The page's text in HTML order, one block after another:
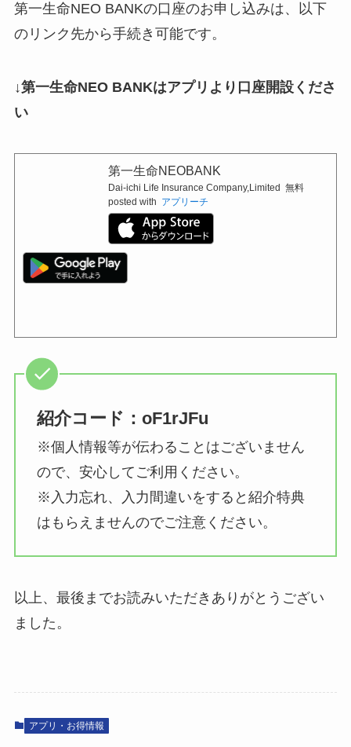
第一生命NEO BANKの口座のお申し込みは、以下
のリンク先から手続き可能です。
↓第一生命NEO BANKはアプリより口座開設くださ
い
第一生命NEOBANK
Dai-ichi Life Insurance Company,Limited 無料
posted with アプリーチ
紹介コード： oF1rJFu
※個人情報等が伝わることはございません
ので、安心してご利用ください。
※入力忘れ、入力間違いをすると紹介特典
はもらえませんのでご注意ください。
以上、最後までお読みいただきありがとうござい
ました。
アプリ・お得情報